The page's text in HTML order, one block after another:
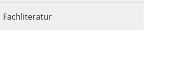
Fachliteratur